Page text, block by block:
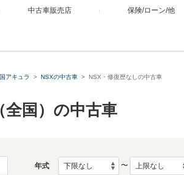
中古車販売店 保険/ローン/他
アキュラ NSXの中古車 NSX・修復歴なしの中古車
国）の中古車
年式 〜